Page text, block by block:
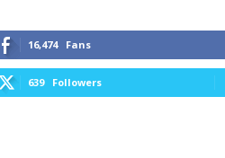
16,474 Fans
639 Followers